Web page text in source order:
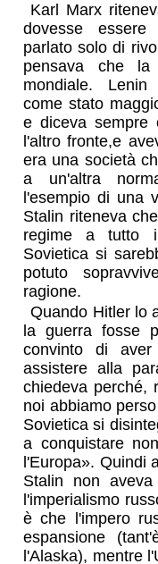
Karl Marx
dovesse
parlato solo di
pensava che la
mondiale.
come stato
e diceva sempre
l'altro fronte,e
era una società
a un'altra
l'esempio di una
Stalin riteneva
regime a tutto
Sovietica si
potuto
ragione.
Quando Hitler lo
la guerra fosse
convinto di
assistere alla
chiedeva perché,
noi abbiamo
Sovietica si
a conquistare
l'Europa». Quindi
Stalin non
l'imperialismo
è che l'impero
espansione
l'Alaska), mentre